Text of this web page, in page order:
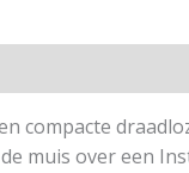
compacte
muis over een